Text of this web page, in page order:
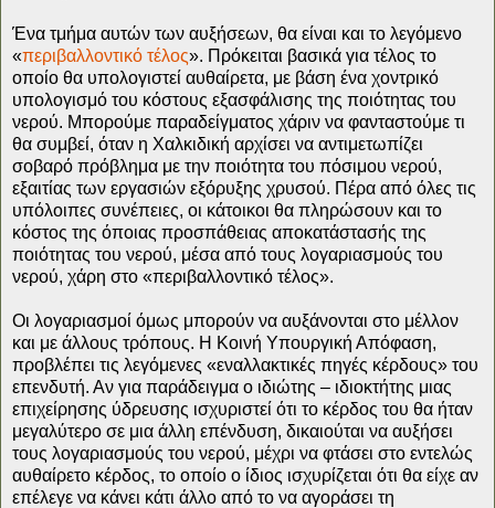
Ένα τμήμα αυτών των αυξήσεων, θα είναι και το λεγόμενο
«περιβαλλοντικό τέλος». Πρόκειται βασικά για τέλος το
οποίο θα υπολογιστεί αυθαίρετα, με βάση ένα χοντρικό
υπολογισμό του κόστους εξασφάλισης της ποιότητας του
νερού. Μπορούμε παραδείγματος χάριν να φανταστούμε τι
θα συμβεί, όταν η Χαλκιδική αρχίσει να αντιμετωπίζει
σοβαρό πρόβλημα με την ποιότητα του πόσιμου νερού,
εξαιτίας των εργασιών εξόρυξης χρυσού. Πέρα από όλες τις
υπόλοιπες συνέπειες, οι κάτοικοι θα πληρώσουν και το
κόστος της όποιας προσπάθειας αποκατάστασής της
ποιότητας του νερού, μέσα από τους λογαριασμούς του
νερού, χάρη στο «περιβαλλοντικό τέλος».
Οι λογαριασμοί όμως μπορούν να αυξάνονται στο μέλλον
και με άλλους τρόπους. Η Κοινή Υπουργική Απόφαση,
προβλέπει τις λεγόμενες «εναλλακτικές πηγές κέρδους» του
επενδυτή. Αν για παράδειγμα ο ιδιώτης – ιδιοκτήτης μιας
επιχείρησης ύδρευσης ισχυριστεί ότι το κέρδος του θα ήταν
μεγαλύτερο σε μια άλλη επένδυση, δικαιούται να αυξήσει
τους λογαριασμούς του νερού, μέχρι να φτάσει στο εντελώς
αυθαίρετο κέρδος, το οποίο ο ίδιος ισχυρίζεται ότι θα είχε αν
επέλεγε να κάνει κάτι άλλο από το να αγοράσει τη